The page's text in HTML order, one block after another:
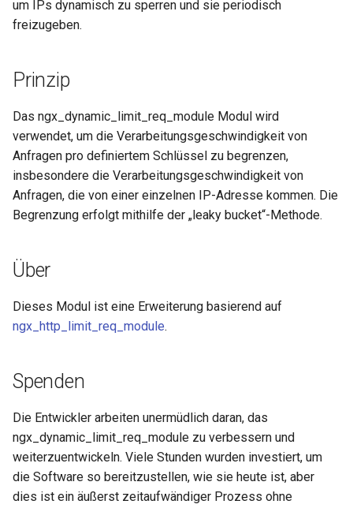
feishu-auth
fileinfo
global-throttle
healthcheck
hmac
hoedown
http
httpipe
hyperscan
influx
ini
um IPs dynamisch zu sperren und sie periodisch
freizugeben.
Prinzip
Das ngx_dynamic_limit_req_module Modul wird
verwendet, um die Verarbeitungsgeschwindigkeit von
Anfragen pro definiertem Schlüssel zu begrenzen,
insbesondere die Verarbeitungsgeschwindigkeit von
Anfragen, die von einer einzelnen IP-Adresse kommen. Die
Begrenzung erfolgt mithilfe der „leaky bucket“-Methode.
Über
Dieses Modul ist eine Erweiterung basierend auf
ngx_http_limit_req_module.
Spenden
Die Entwickler arbeiten unermüdlich daran, das
ngx_dynamic_limit_req_module zu verbessern und
weiterzuentwickeln. Viele Stunden wurden investiert, um
die Software so bereitzustellen, wie sie heute ist, aber
dies ist ein äußerst zeitaufwändiger Prozess ohne